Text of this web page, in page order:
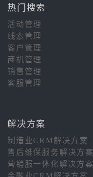
热门搜索
活动管理
线索管理
客户管理
商机管理
销售管理
客服管理
解决方案
制造业CRM解决方案
售后维保服务解决方案
营销服一体化解决方案